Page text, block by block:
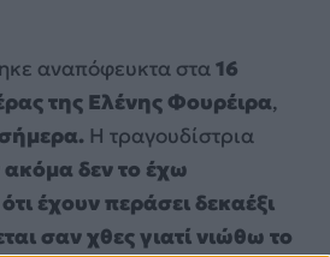
αναπόφευκτα στα16
της Ελένης Φουρέιρα,
Η τραγουδίστρια
ακόμα δεν το έχω
έχουν περάσει δεκαέξι
σαν χθες γιατί νιώθω το